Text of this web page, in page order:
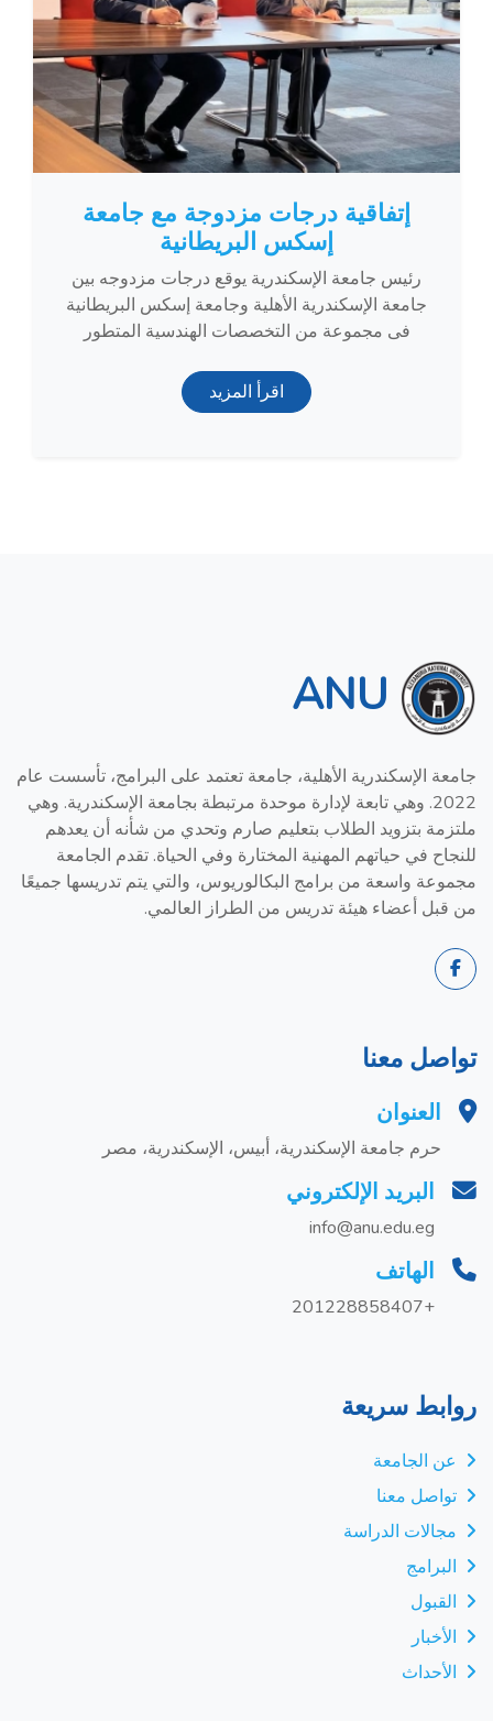
إتفاقية درجات مزدوجة مع جامعة
إسكس البريطانية
رئيس جامعة الإسكندرية يوقع درجات مزدوجه بين
جامعة الإسكندرية الأهلية وجامعة إسكس البريطانية
فى مجموعة من التخصصات الهندسية المتطور
اقرأ المزيد
ANU
جامعة الإسكندرية الأهلية، جامعة تعتمد على البرامج، تأسست عام
2022. وهي تابعة لإدارة موحدة مرتبطة بجامعة الإسكندرية. وهي
ملتزمة بتزويد الطلاب بتعليم صارم وتحدي من شأنه أن يعدهم
للنجاح في حياتهم المهنية المختارة وفي الحياة. تقدم الجامعة
مجموعة واسعة من برامج البكالوريوس، والتي يتم تدريسها جميعًا
من قبل أعضاء هيئة تدريس من الطراز العالمي.
تواصل معنا
العنوان
حرم جامعة الإسكندرية، أبيس، الإسكندرية، مصر
البريد الإلكتروني
info@anu.edu.eg
الهاتف
+201228858407
روابط سريعة
عن الجامعة
تواصل معنا
مجالات الدراسة
البرامج
القبول
الأخبار
الأحداث